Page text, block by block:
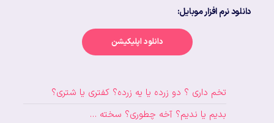
دانلود نرم افزار موبایل:
دانلود اپلیکیشن
تخم داری ؟ دو زرده یا یه زرده؟ کفتری یا شتری؟
بدیم یا ندیم؟ آخه چطوری؟ سخته …